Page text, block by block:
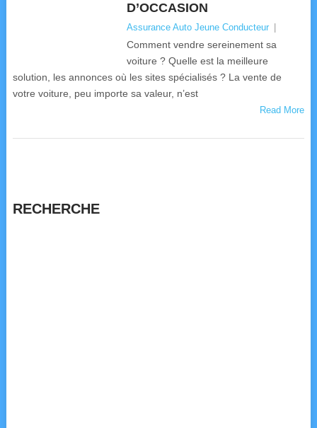
D’OCCASION
Assurance Auto Jeune Conducteur
Comment vendre sereinement sa
voiture ? Quelle est la meilleure
solution, les annonces où les sites spécialisés ? La vente de
votre voiture, peu importe sa valeur, n’est
Read More
RECHERCHE